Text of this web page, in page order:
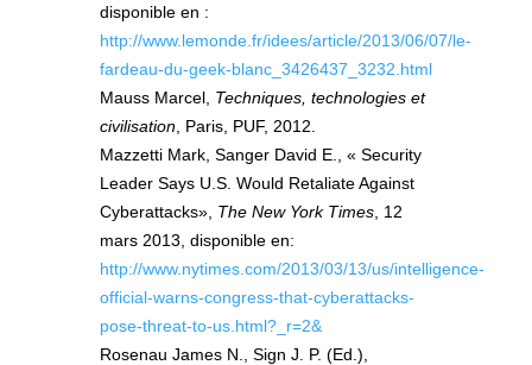
disponible en :
http://www.lemonde.fr/idees/article/2013/06/07/le-
fardeau-du-geek-blanc_3426437_3232.html
Mauss Marcel, Techniques, technologies et
civilisation , Paris, PUF, 2012.
Mazzetti Mark, Sanger David E., « Security
Leader Says U.S. Would Retaliate Against
Cyberattacks», The New York Times , 12
mars 2013, disponible en:
http://www.nytimes.com/2013/03/13/us/intelligence-
official-warns-congress-that-cyberattacks-
pose-threat-to-us.html?_r=2&
Rosenau James N., Sign J. P. (Ed.),